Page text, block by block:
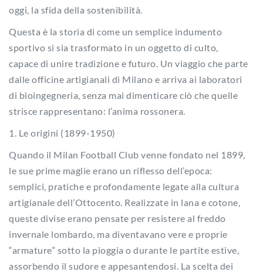
oggi, la sfida della sostenibilità.
Questa è la storia di come un semplice indumento
sportivo si sia trasformato in un oggetto di culto,
capace di unire tradizione e futuro. Un viaggio che parte
dalle officine artigianali di Milano e arriva ai laboratori
di bioingegneria, senza mai dimenticare ciò che quelle
strisce rappresentano: l’anima rossonera.
1. Le origini (1899-1950)
Quando il Milan Football Club venne fondato nel 1899,
le sue prime maglie erano un riflesso dell’epoca:
semplici, pratiche e profondamente legate alla cultura
artigianale dell’Ottocento. Realizzate in lana e cotone,
queste divise erano pensate per resistere al freddo
invernale lombardo, ma diventavano vere e proprie
“armature” sotto la pioggia o durante le partite estive,
assorbendo il sudore e appesantendosi. La scelta dei